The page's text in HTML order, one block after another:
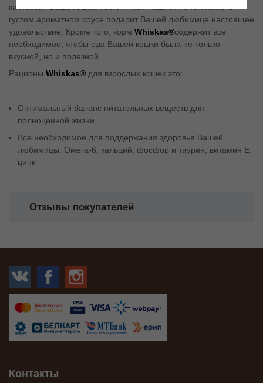
как любит Ваша кошка. Аппетитный паштет из телятины в
густом ароматном соусе подарит Вашей любимице настоящее
удовольствие. Кроме того, корм Whiskas®содержит все
необходимое, чтобы еда Вашей кошки была не только
вкусной, но и полезной.
Рационы Whiskas® для взрослых кошек это:
Оптимальный баланс питательных веществ для
полноценной жизни
Все необходимое для поддержания здоровья Вашей
любимицы: Омега-6, кальций, фосфор и таурин, витамин Е,
цинк
Отзывы покупателей
Контакты